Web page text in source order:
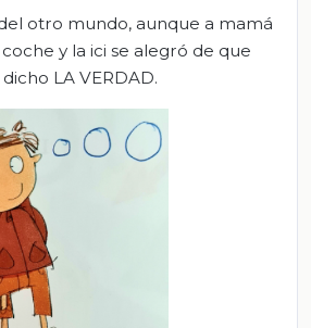
otro mundo, aunque a mamá
y la ici se alegró de que
LA VERDAD.